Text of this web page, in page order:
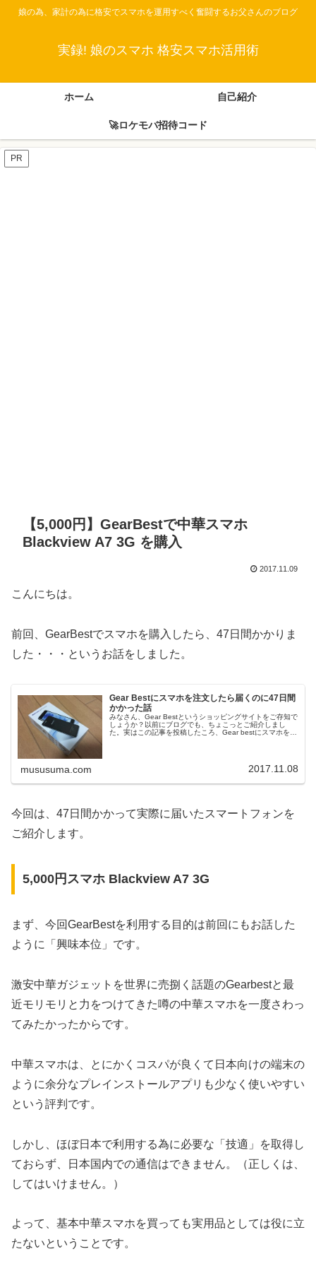
娘の為、家計の為に格安でスマホを運用すべく奮闘するお父さんのブログ
実録! 娘のスマホ 格安スマホ活用術
ホーム 自己紹介
🚀ロケモバ招待コード
PR
【5,000円】GearBestで中華スマホ
Blackview A7 3G を購入
2017.11.09
こんにちは。
前回、GearBestでスマホを購入したら、47日間かかりま
した・・・というお話をしました。
Gear Bestにスマホを注文したら届くのに47日間
かかった話
みなさん、Gear Bestというショッピングサイトをご存知で
しょうか？以前にブログでも、ちょこっとご紹介しまし
た。実はこの記事を投稿したころ、Gear bestにスマホを注
mususuma.com 2017.11.08
今回は、47日間かかって実際に届いたスマートフォンを
ご紹介します。
5,000円スマホ Blackview A7 3G
まず、今回GearBestを利用する目的は前回にもお話した
ように「興味本位」です。
激安中華ガジェットを世界に売捌く話題のGearbestと最
近モリモリと力をつけてきた噂の中華スマホを一度さわっ
てみたかったからです。
中華スマホは、とにかくコスパが良くて日本向けの端末の
ように余分なプレインストールアプリも少なく使いやすい
という評判です。
しかし、ほぼ日本で利用する為に必要な「技適」を取得し
ておらず、日本国内での通信はできません。（正しくは、
してはいけません。）
よって、基本中華スマホを買っても実用品としては役に立
たないということです。